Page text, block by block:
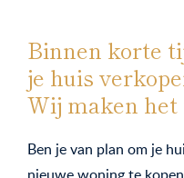
Binnen korte
je huis
Wij maken
Ben je van plan om je